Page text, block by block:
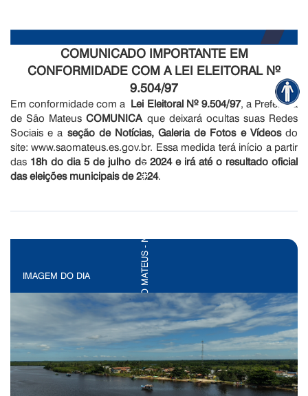
COMUNICADO IMPORTANTE EM
CONFORMIDADE COM A LEI ELEITORAL Nº
9.504/97
Em conformidade com a Lei Eleitoral Nº 9.504/97, a Prefeitura
de São MateusCOMUNICA que deixará ocultas suas Redes
Sociais e a seção de Notícias, Galeria de Fotos e Vídeosdo
site: www.saomateus.es.gov.br. Essa medida terá início a partir
das 18h do dia 5 de julho de 2024 e irá até o resultado oficial
das eleições municipais de 2024.
IMAGEM DO DIA